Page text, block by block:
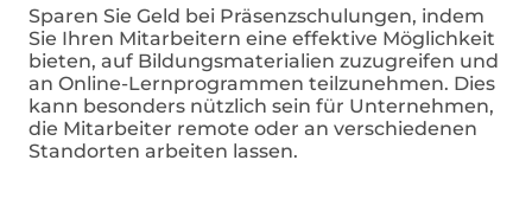
Sparen Sie Geld bei Präsenzschulungen, indem
Sie Ihren Mitarbeitern eine effektive Möglichkeit
bieten, auf Bildungsmaterialien zuzugreifen und
an Online-Lernprogrammen teilzunehmen. Dies
kann besonders nützlich sein für Unternehmen,
die Mitarbeiter remote oder an verschiedenen
Standorten arbeiten lassen.